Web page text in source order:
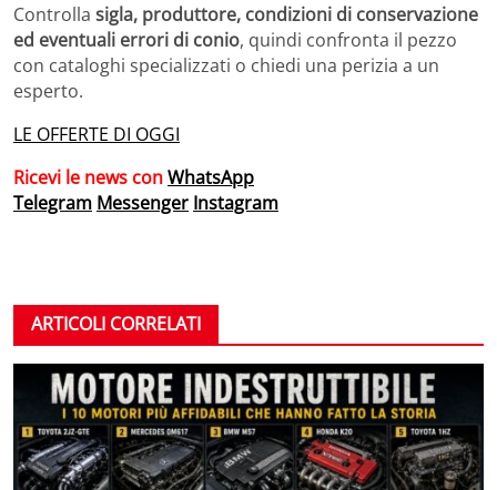
Controlla sigla, produttore, condizioni di conservazione
ed eventuali errori di conio, quindi confronta il pezzo
con cataloghi specializzati o chiedi una perizia a un
esperto.
LE OFFERTE DI OGGI
Ricevi le news conWhatsApp
Telegram Messenger Instagram
ARTICOLI CORRELATI